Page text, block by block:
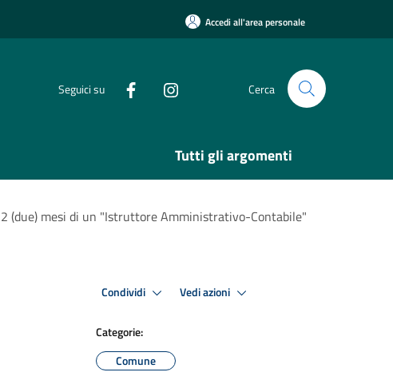
Accedi all'area personale
Seguici su Cerca
Tutti gli argomenti
(due) mesi di un "Istruttore Amministrativo-Contabile"
Condividi Vedi azioni
Categorie:
Comune